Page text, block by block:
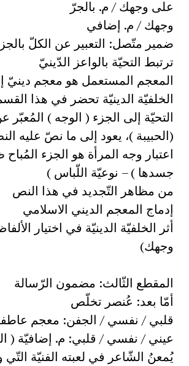
على وجهك / م. بالجرّ
وجهك / م. إضافي
ضمير متّصل: التعبير عن الكلّ
ترتبط التحيّة بالواعز الدّينيّ
المعجم المستعمل هو معجم دينيّ
الخلفيّة الدينيّة تحضر في هذا
التحيّة إلى الجزء ( الوجه ) المُعبّر
(الحبيبة )، يعود إلى ما نصّ عليه
اعتبار وجه المرأة هو الجزء
جسدها ) – نوعيّة اللّباس )
من مظاهر التّجديد في هذا النص
إدماج المعجم الديني الاسلامي
أثر الخلفيّة الدينيّة في اختيار
وجهك)
المقطع الثّالث: مضمون الرّسالة
أمّا بعد: عُنصر تخلّص
قلبي / نفسي / الجفن: معجم
عيني / نفسي / قلبي: م. إضافيّة (
يُمعنُ الشّاعر في لعبته الفنيّة